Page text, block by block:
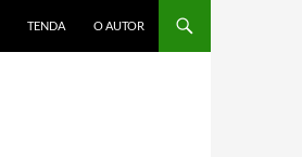
TENDA O AUTOR